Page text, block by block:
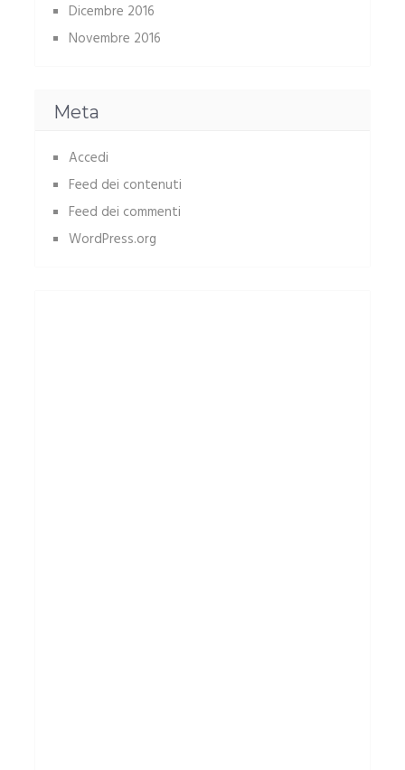
Dicembre 2016
Novembre 2016
Meta
Accedi
Feed dei contenuti
Feed dei commenti
WordPress.org